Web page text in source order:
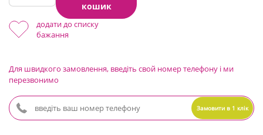
кошик
додати до списку
бажання
Для швидкого замовлення, введіть свой номер телефону і ми
перезвонимо
Замовити в 1 клік